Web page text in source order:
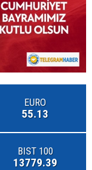
EURO
55.13
BIST 100
13779.39